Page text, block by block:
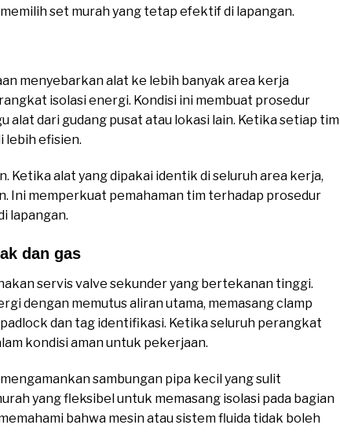
set murah yang tetap efektif di lapangan.
menyebarkan alat ke lebih banyak area kerja
isolasi energi. Kondisi ini membuat prosedur
dari gudang pusat atau lokasi lain. Ketika setiap tim
lebih efisien.
Ketika alat yang dipakai identik di seluruh area kerja,
Ini memperkuat pemahaman tim terhadap prosedur
lapangan.
dan gas
servis valve sekunder yang bertekanan tinggi.
dengan memutus aliran utama, memasang clamp
dan tag identifikasi. Ketika seluruh perangkat
kondisi aman untuk pekerjaan.
sambungan pipa kecil yang sulit
yang fleksibel untuk memasang isolasi pada bagian
bahwa mesin atau sistem fluida tidak boleh